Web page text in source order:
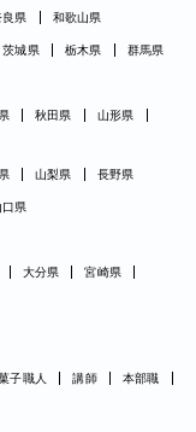
良県 和歌山県
茨城県 栃木県 群馬県
秋田県
山形県
山梨県 長野県
口県
大分県
宮崎県
子職人 講師
本部職